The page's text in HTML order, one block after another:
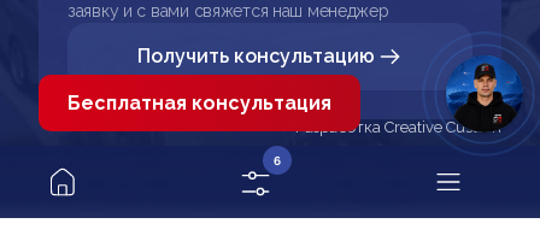
заявку и с вами свяжется наш менеджер
Получить консультацию
Разработка Creative Custom
6
Бесплатная консультация